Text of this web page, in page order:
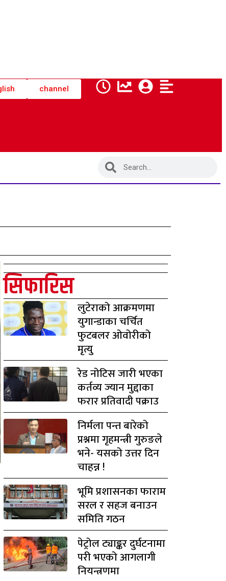
channel
सिफारिस
लुटेराको आक्रमणमा
युगान्डाका चर्चित
फुटबलर ओवोरीको
मृत्यु
रेड नोटिस जारी भएका
कर्तव्य ज्यान मुद्दाका
फरार प्रतिवादी पक्राउ
निर्मला पन्त बारेको
प्रश्नमा गृहमन्त्री गुरुङले
भने- यसको उत्तर दिन
चाहन्न !
भूमि प्रशासनका फाराम
सरल र सहज बनाउन
समिति गठन
पेट्रोल ट्याङ्कर दुर्घटनामा
परी भएको आगलागी
नियन्त्रणमा